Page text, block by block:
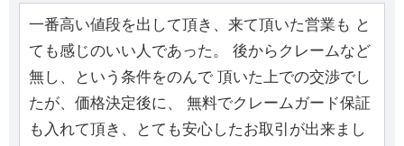
一番高い値段を出して頂き、来て頂いた営業も と
ても感じのいい人であった。 後からクレームなど
無し、という条件をのんで 頂いた上での交渉でし
たが、価格決定後に、 無料でクレームガード保証
も入れて頂き、とても安心したお取引が出来まし